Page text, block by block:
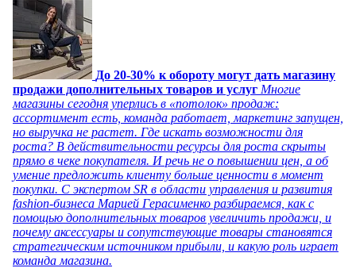
До 20-30% к обороту могут дать магазину
продажи дополнительных товаров и услуг Многие
магазины сегодня уперлись в «потолок» продаж:
ассортимент есть, команда работает, маркетинг запущен,
но выручка не растет. Где искать возможности для
роста? В действительности ресурсы для роста скрыты
прямо в чеке покупателя. И речь не о повышении цен, а об
умение предложить клиенту больше ценности в момент
покупки. С экспертом SR в области управления и развития
fashion-бизнеса Марией Герасименко разбираемся, как с
помощью дополнительных товаров увеличить продажи, и
почему аксессуары и сопутствующие товары становятся
стратегическим источником прибыли, и какую роль играет
команда магазина.